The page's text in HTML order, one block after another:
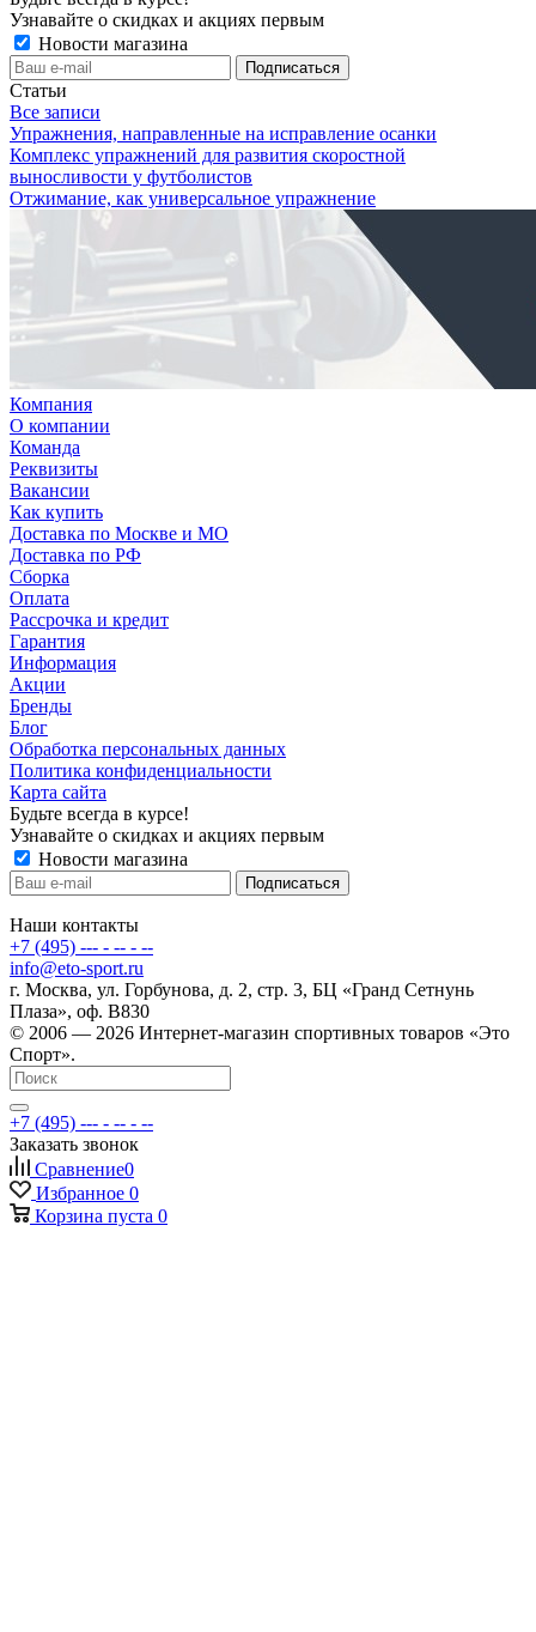
Узнавайте о скидках и акциях первым
Новости магазина
Статьи
Все записи
Упражнения, направленные на исправление осанки
Комплекс упражнений для развития скоростной
выносливости у футболистов
Отжимание, как универсальное упражнение
Компания
О компании
Команда
Реквизиты
Вакансии
Как купить
Доставка по Москве и МО
Доставка по РФ
Сборка
Оплата
Рассрочка и кредит
Гарантия
Информация
Акции
Бренды
Блог
Обработка персональных данных
Политика конфиденциальности
Карта сайта
Будьте всегда в курсе!
Узнавайте о скидках и акциях первым
Новости магазина
Наши контакты
+7 (495) --- - -- - --
info@eto-sport.ru
г. Москва, ул. Горбунова, д. 2, стр. 3, БЦ «Гранд Сетнунь
Плаза», оф. В830
© 2006 — 2026 Интернет-магазин спортивных товаров «Это
Спорт».
+7 (495) --- - -- - --
Заказать звонок
Сравнение0
Избранное 0
Корзина пуста 0